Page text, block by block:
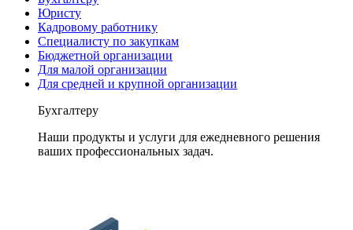
Юристу
Кадровому работнику
Специалисту по закупкам
Бюджетной организации
Для малой организации
Для средней и крупной организации
Бухгалтеру
Наши продукты и услуги для ежедневного решения
ваших профессиональных задач.